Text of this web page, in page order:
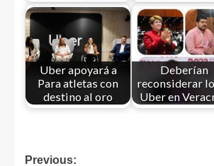
Uber apoyará a
Para atletas con
destino al oro
Deberían
reconsiderar
Uber en
Previous: